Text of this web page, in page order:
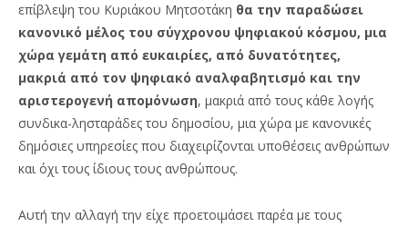
επίβλεψη του Κυριάκου Μητσοτάκη θα την παραδώσει
κανονικό μέλος του σύγχρονου ψηφιακού κόσμου, μια
χώρα γεμάτη από ευκαιρίες, από δυνατότητες,
μακριά από τον ψηφιακό αναλφαβητισμό και την
αριστερογενή απομόνωση, μακριά από τους κάθε λογής
συνδικα-λησταράδες του δημοσίου, μια χώρα με κανονικές
δημόσιες υπηρεσίες που διαχειρίζονται υποθέσεις ανθρώπων
και όχι τους ίδιους τους ανθρώπους.
Αυτή την αλλαγή την είχε προετοιμάσει παρέα με τους